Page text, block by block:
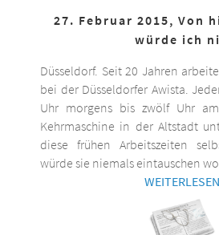
27. Februar 2015, Von
würde ich
Düsseldorf. Seit 20 Jahren
bei der Düsseldorfer Awista.
Uhr morgens bis zwölf Uhr
Kehrmaschine in der Altstadt
diese frühen Arbeitszeiten
würde sie niemals eintauschen
WEITERLESEN